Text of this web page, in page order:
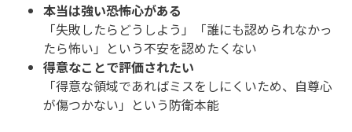
本当は強い恐怖心がある
「失敗したらどうしよう」「誰にも認められなかっ
たら怖い」という不安を認めたくない
得意なことで評価されたい
「得意な領域であればミスをしにくいため、自尊心
が傷つかない」という防衛本能